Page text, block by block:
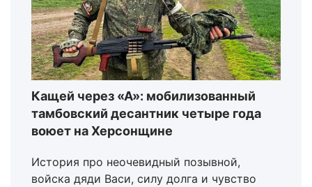
Кащей через «А»: мобилизованный
тамбовский десантник четыре года
воюет на Херсонщине
История про неочевидный позывной,
войска дяди Васи, силу долга и чувство